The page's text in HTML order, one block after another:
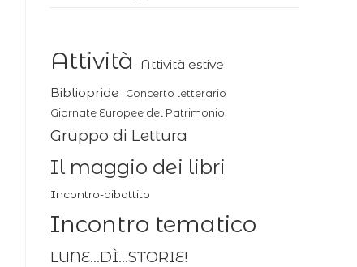
Attività
Attività estive
Bibliopride
Concerto letterario
Giornate Europee del Patrimonio
Gruppo di Lettura
Il maggio dei libri
Incontro-dibattito
Incontro tematico
LUNE...DÌ...STORIE!